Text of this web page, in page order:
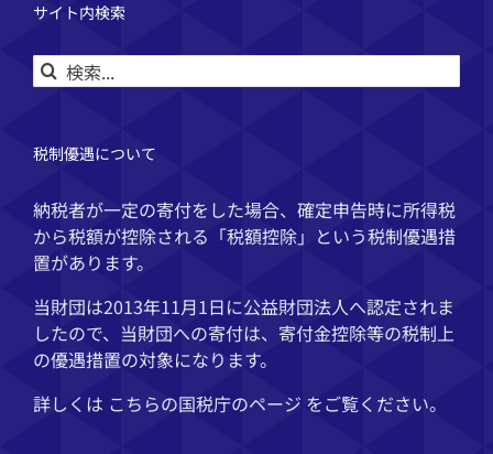
サイト内検索
検
索
税制優遇について
納税者が一定の寄付をした場合、確定申告時に所得税
から税額が控除される「税額控除」という税制優遇措
置があります。
当財団は2013年11月1日に公益財団法人へ認定されま
したので、当財団への寄付は、寄付金控除等の税制上
の優遇措置の対象になります。
詳しくは こちらの国税庁のページ をご覧ください。